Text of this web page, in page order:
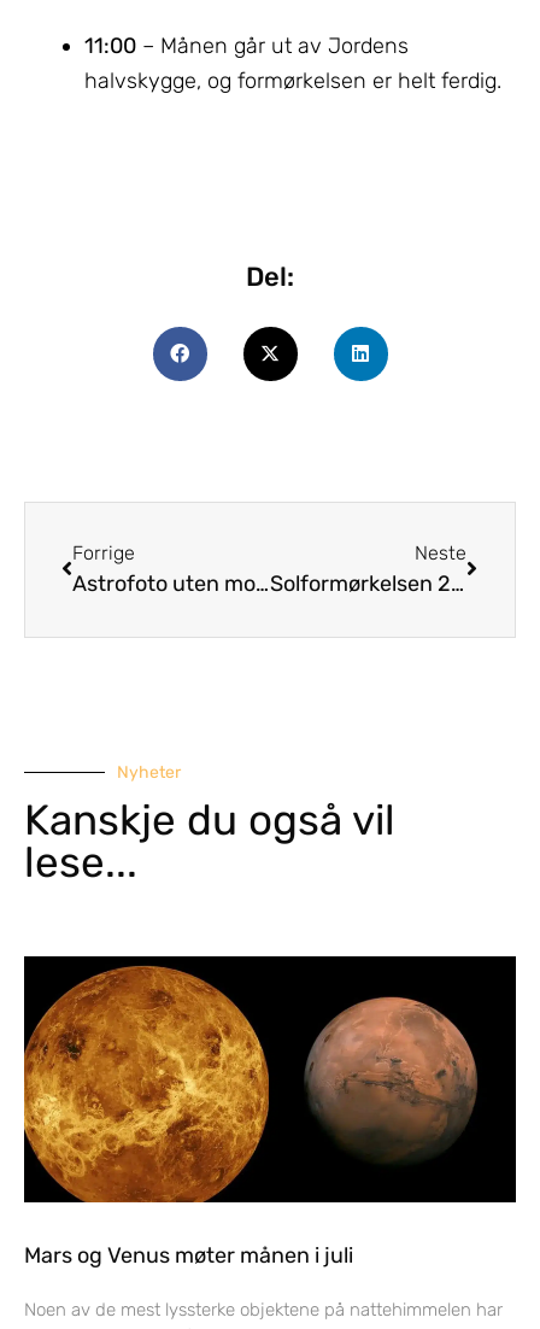
11:00 – Månen går ut av Jordens
halvskygge, og formørkelsen er helt ferdig.
Del:
Forrige
Astrofoto uten montering?
Neste
Solformørkelsen 29.mars 2025
Nyheter
Kanskje du også vil
lese...
Mars og Venus møter månen i juli
Noen av de mest lyssterke objektene på nattehimmelen har